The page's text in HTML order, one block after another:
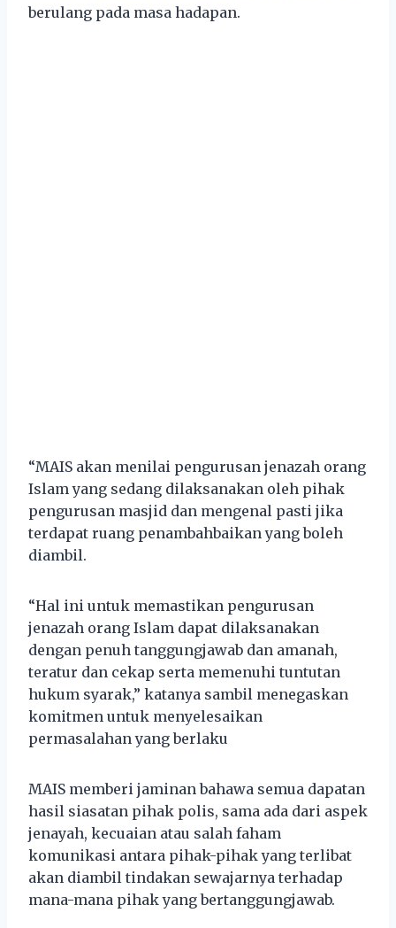
berulang pada masa hadapan.
“MAIS akan menilai pengurusan jenazah orang
Islam yang sedang dilaksanakan oleh pihak
pengurusan masjid dan mengenal pasti jika
terdapat ruang penambahbaikan yang boleh
diambil.
“Hal ini untuk memastikan pengurusan
jenazah orang Islam dapat dilaksanakan
dengan penuh tanggungjawab dan amanah,
teratur dan cekap serta memenuhi tuntutan
hukum syarak,” katanya sambil menegaskan
komitmen untuk menyelesaikan
permasalahan yang berlaku
MAIS memberi jaminan bahawa semua dapatan
hasil siasatan pihak polis, sama ada dari aspek
jenayah, kecuaian atau salah faham
komunikasi antara pihak-pihak yang terlibat
akan diambil tindakan sewajarnya terhadap
mana-mana pihak yang bertanggungjawab.